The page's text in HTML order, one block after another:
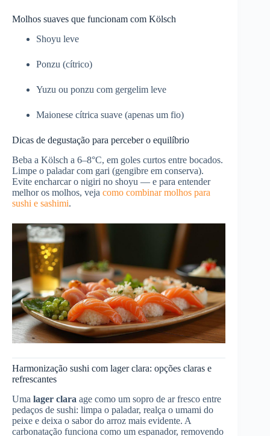
Molhos suaves que funcionam com Kölsch
Shoyu leve
Ponzu (cítrico)
Yuzu ou ponzu com gergelim leve
Maionese cítrica suave (apenas um fio)
Dicas de degustação para perceber o equilíbrio
Beba a Kölsch a 6–8°C, em goles curtos entre bocados.
Limpe o paladar com gari (gengibre em conserva).
Evite encharcar o nigiri no shoyu — e para entender
melhor os molhos, veja como combinar molhos para
sushi e sashimi.
Harmonização sushi com lager clara: opções claras e
refrescantes
Uma lager clara age como um sopro de ar fresco entre
pedaços de sushi: limpa o paladar, realça o umami do
peixe e deixa o sabor do arroz mais evidente. A
carbonatação funciona como um espanador, removendo